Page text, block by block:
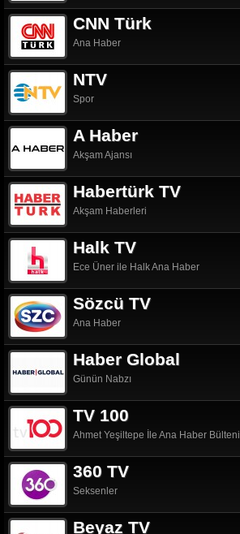
CNN Türk
Ana Haber
NTV
Spor
A Haber
Akşam Ajansı
Habertürk TV
Akşam Haberleri
Halk TV
Ece Üner ile Halk Ana Haber
Sözcü TV
Ana Haber
Haber Global
Günün Nabzı
TV 100
Ahmet Yeşiltepe İle Ana Haber Bülteni
360 TV
Seksenler
Beyaz TV